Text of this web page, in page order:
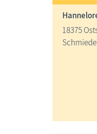
18375